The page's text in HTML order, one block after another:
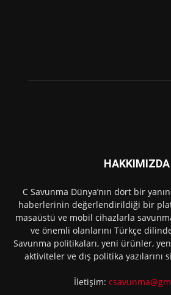
HAKKIMIZDA
C Savunma Dünya’nın dört bir
haberlerinin değerlendirildiği bir
masaüstü ve mobil cihazlarla
ve önemli olanlarını Türkçe
Savunma politikaları, yeni ürünler,
aktiviteler ve dış politika yazılarını
İletişim: